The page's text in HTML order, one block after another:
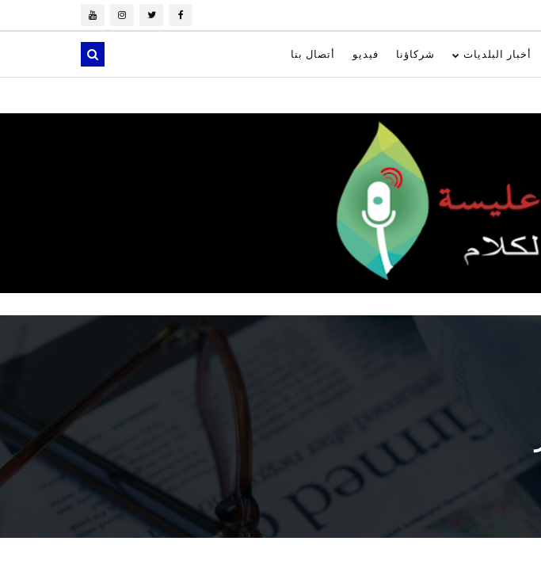
أخبار البلديات شركاؤنا فيديو أتصال بنا